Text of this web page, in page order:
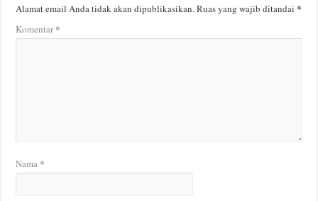
Alamat email Anda tidak akan dipublikasikan.Ruas yang wajib ditandai*
Komentar*
Nama *